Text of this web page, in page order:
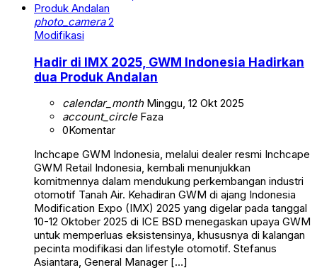
photo_camera2
Modifikasi
Hadir di IMX 2025, GWM Indonesia Hadirkan
dua Produk Andalan
calendar_monthMinggu, 12 Okt 2025
account_circleFaza
0Komentar
Inchcape GWM Indonesia, melalui dealer resmi Inchcape
GWM Retail Indonesia, kembali menunjukkan
komitmennya dalam mendukung perkembangan industri
otomotif Tanah Air. Kehadiran GWM di ajang Indonesia
Modification Expo (IMX) 2025 yang digelar pada tanggal
10-12 Oktober 2025 di ICE BSD menegaskan upaya GWM
untuk memperluas eksistensinya, khususnya di kalangan
pecinta modifikasi dan lifestyle otomotif. Stefanus
Asiantara, General Manager […]